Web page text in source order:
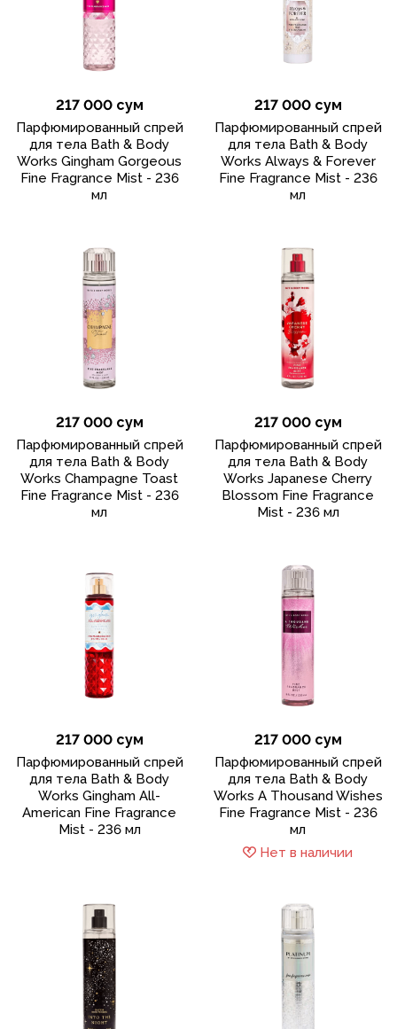
217 000 сум
Парфюмированный спрей
для тела Bath & Body
Works Gingham Gorgeous
Fine Fragrance Mist - 236
мл
217 000 сум
Парфюмированный спрей
для тела Bath & Body
Works Always & Forever
Fine Fragrance Mist - 236
мл
217 000 сум
Парфюмированный спрей
для тела Bath & Body
Works Champagne Toast
Fine Fragrance Mist - 236
мл
217 000 сум
Парфюмированный спрей
для тела Bath & Body
Works Japanese Cherry
Blossom Fine Fragrance
Mist - 236 мл
217 000 сум
Парфюмированный спрей
для тела Bath & Body
Works Gingham All-
American Fine Fragrance
Mist - 236 мл
217 000 сум
Парфюмированный спрей
для тела Bath & Body
Works A Thousand Wishes
Fine Fragrance Mist - 236
мл
Нет в наличии